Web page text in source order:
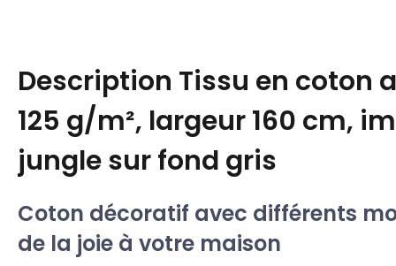
Description Tissu en coton
125 g/m², largeur 160 cm,
jungle sur fond gris
Coton décoratif avec différents
de la joie à votre maison